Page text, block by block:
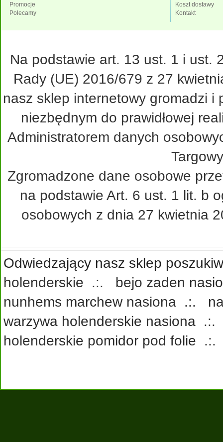
Promocje
Polecamy
Koszt dostawy
Kontakt
Na podstawie art. 13 ust. 1 i ust.
Rady (UE) 2016/679 z 27
nasz sklep internetowy gromadzi
niezbędnym do prawidłowej
Administratorem danych
Zgromadzone dane osobowe
na podstawie Art. 6 ust. 1 lit. b
osobowych z dnia 27 kwietnia
Odwiedzający nasz sklep
holenderskie .:. bejo zaden
nunhems marchew nasiona .:.
warzywa holenderskie nasiona
holenderskie pomidor pod folie